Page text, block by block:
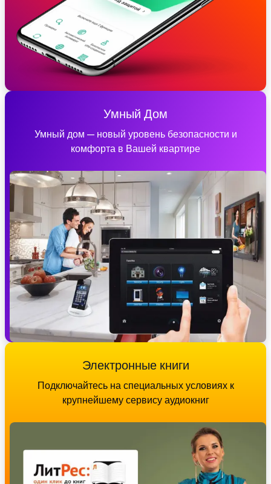
Умный Дом
Умный дом — новый уровень безопасности и
комфорта в Вашей квартире
Электронные книги
Подключайтесь на специальных условиях к
крупнейшему сервису аудиокниг